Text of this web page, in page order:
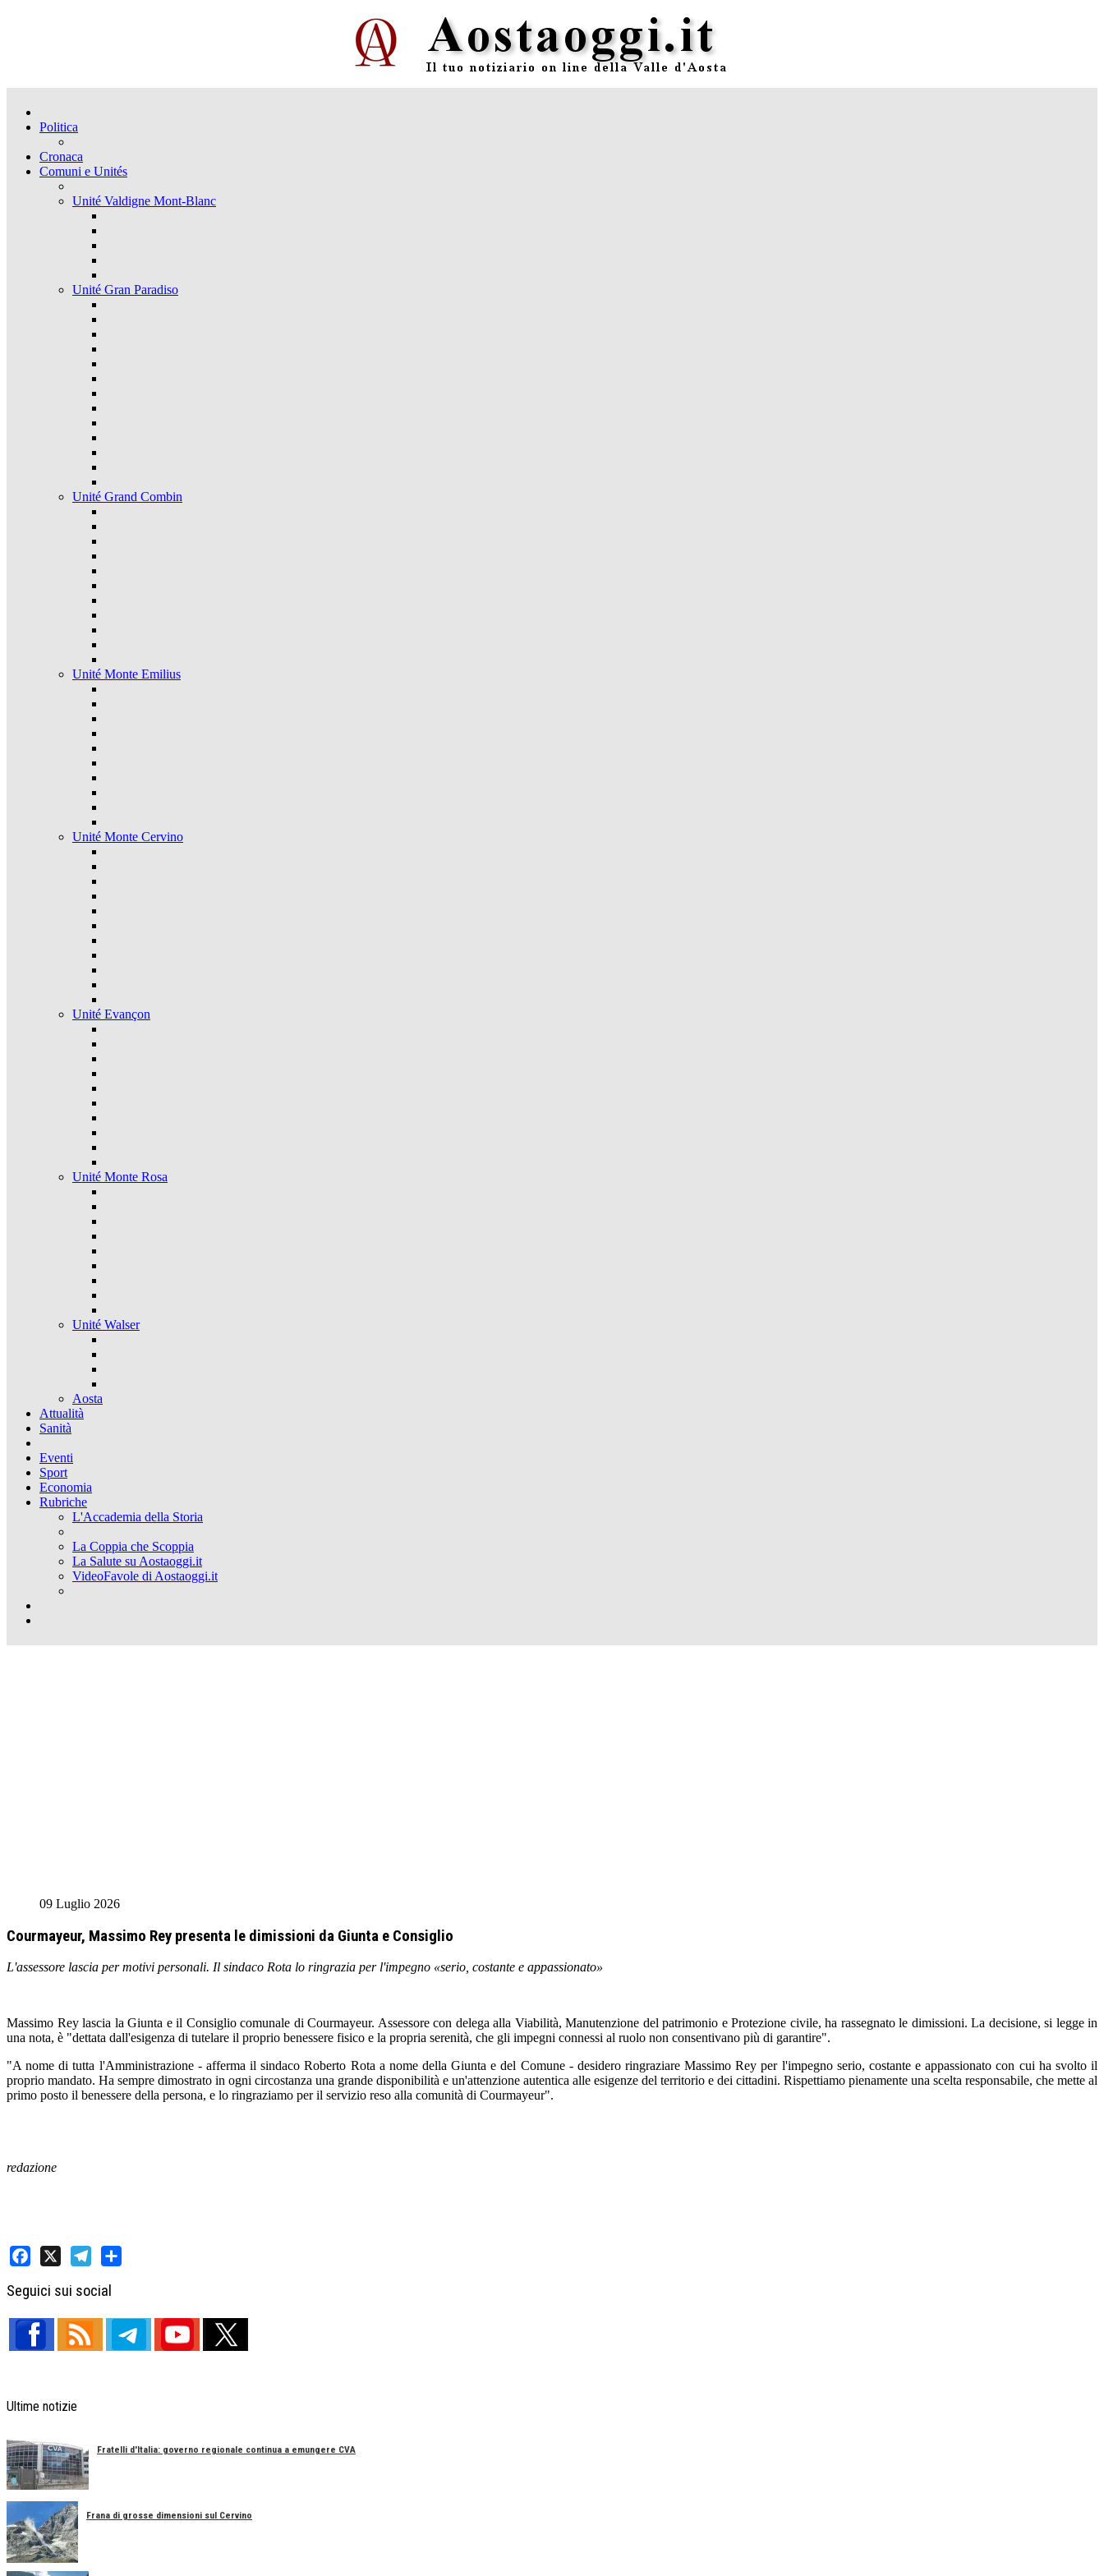
Politica
Cronaca
Comuni e Unités
Unité Valdigne Mont-Blanc
Unité Gran Paradiso
Unité Grand Combin
Unité Monte Emilius
Unité Monte Cervino
Unité Evançon
Unité Monte Rosa
Unité Walser
Aosta
Attualità
Sanità
Eventi
Sport
Economia
Rubriche
L'Accademia della Storia
La Coppia che Scoppia
La Salute su Aostaoggi.it
VideoFavole di Aostaoggi.it
09 Luglio 2026
Courmayeur, Massimo Rey presenta le dimissioni da Giunta e Consiglio
L'assessore lascia per motivi personali. Il sindaco Rota lo ringrazia per l'impegno «serio, costante e appassionato»
Massimo Rey lascia la Giunta e il Consiglio comunale di Courmayeur. Assessore con delega alla Viabilità, Manutenzione del patrimonio e Protezione civile, ha rassegnato le dimissioni. La decisione, si legge in
una nota, è "dettata dall'esigenza di tutelare il proprio benessere fisico e la propria serenità, che gli impegni connessi al ruolo non consentivano più di garantire".
"A nome di tutta l'Amministrazione - afferma il sindaco Roberto Rota a nome della Giunta e del Comune - desidero ringraziare Massimo Rey per l'impegno serio, costante e appassionato con cui ha svolto il
proprio mandato. Ha sempre dimostrato in ogni circostanza una grande disponibilità e un'attenzione autentica alle esigenze del territorio e dei cittadini. Rispettiamo pienamente una scelta responsabile, che mette al
primo posto il benessere della persona, e lo ringraziamo per il servizio reso alla comunità di Courmayeur".
redazione
Seguici sui social
Ultime notizie
Fratelli d'Italia: governo regionale continua a emungere CVA
Frana di grosse dimensioni sul Cervino